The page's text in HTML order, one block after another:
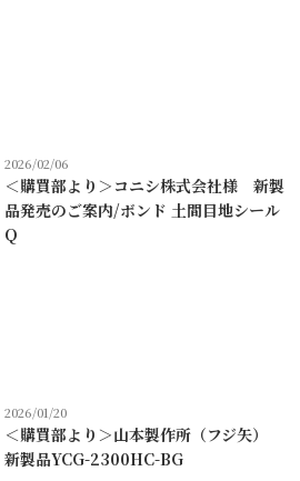
2026/02/06
＜購買部より＞コニシ株式会社様 新製
品発売のご案内/ボンド 土間目地シール
Q
2026/01/20
＜購買部より＞山本製作所（フジ矢）
新製品YCG-2300HC-BG